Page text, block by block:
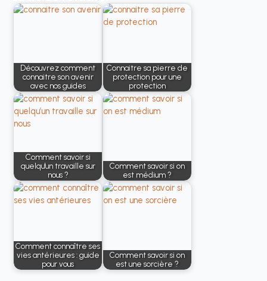
Découvrez comment
connaitre son avenir
avec nos guides
Connaitre sa pierre de
protection pour une
protection
Comment savoir si
quelqu'un travaille sur
nous ?
Comment savoir si on
est médium ?
Comment connaître ses
vies antérieures : guide
pour vous
Comment savoir si on
est une sorcière ?